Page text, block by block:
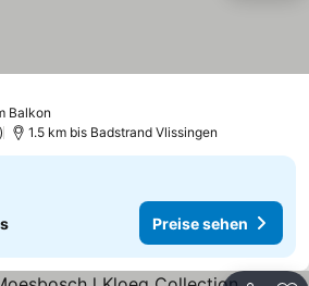
Balkon
1.5 km bis Badstrand Vlissingen
Preise sehen